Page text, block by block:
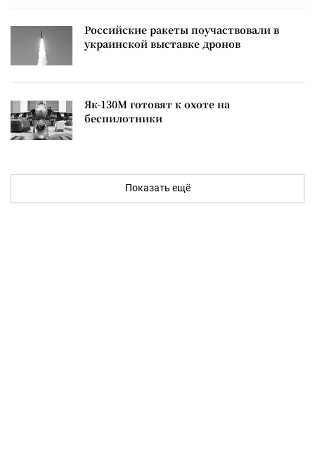
Российские ракеты поучаствовали в
украинской выставке дронов
Як-130М готовят к охоте на
беспилотники
Показать ещё